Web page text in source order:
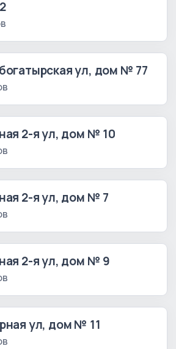
ул, дом № 77
2-я ул, дом № 10
2-я ул, дом № 7
2-я ул, дом № 9
ул, дом № 11